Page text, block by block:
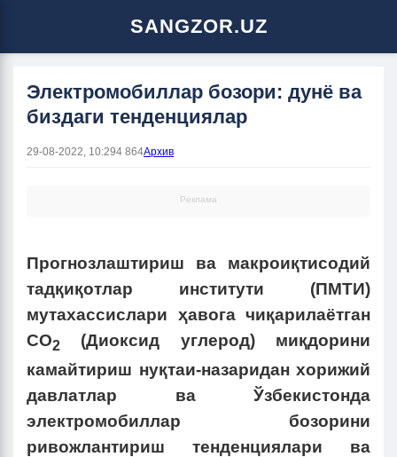
SANGZOR.UZ
Электромобиллар бозори: дунё ва
биздаги тенденциялар
29-08-2022, 10:294 864Архив
Реклама
Прогнозлаштириш ва макроиқтисодий
тадқиқотлар институти (ПМТИ)
мутахассислари ҳавога чиқарилаётган
CО2
(Диоксид углерод) миқдорини
камайтириш нуқтаи-назаридан хорижий
давлатлар ва Ўзбекистонда
электромобиллар бозорини
ривожлантириш тенденциялари ва